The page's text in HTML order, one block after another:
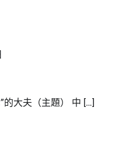
的大夫（主題） 中 […]